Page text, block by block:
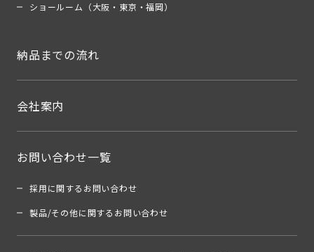
ショールーム（大阪・東京・福岡）
納品までの流れ
会社案内
お問い合わせ一覧
採用に関するお問い合わせ
製品/その他に関するお問い合わせ